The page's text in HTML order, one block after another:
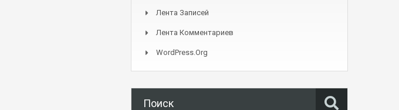
Лента Записей
Лента Комментариев
WordPress.org
Поиск